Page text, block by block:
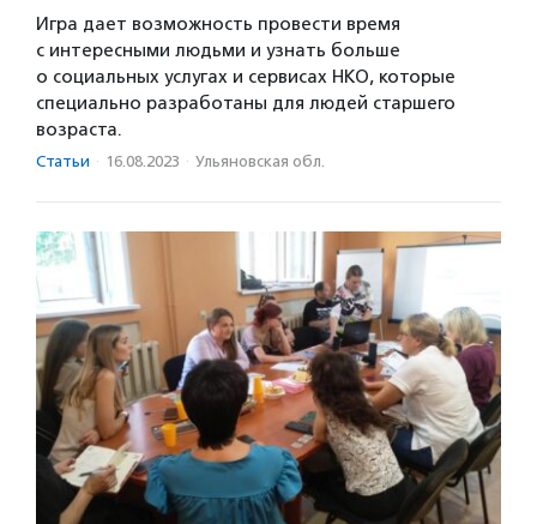
Игра дает возможность провести время
с интересными людьми и узнать больше
о социальных услугах и сервисах НКО, которые
специально разработаны для людей старшего
возраста.
Статьи · 16.08.2023 · Ульяновская обл.